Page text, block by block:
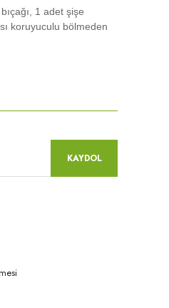
1 adet şişe
koruyuculu bölmeden
KAYDOL